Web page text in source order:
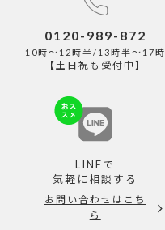
0120-989-872
10時～12時半/13時半～17時
【土日祝も受付中】
LINEで
気軽に相談する
お問い合わせはこち
ら